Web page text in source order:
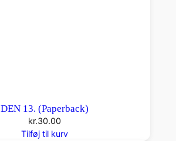
DEN 13. (Paperback)
kr.30.00
Tilføj til kurv